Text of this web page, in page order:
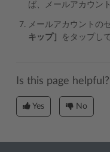
ば、メールアカウン
メールアカウントの
キップ］
をタップし
Is this page helpful?
Yes No